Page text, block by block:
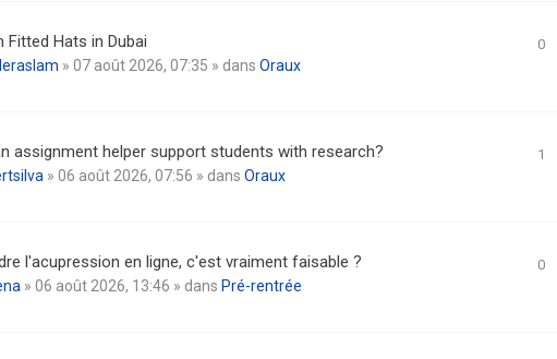
Fitted Hats in Dubai
» 07 août 2026, 07:35 » dans Oraux
0
assignment helper support students with research?
» 06 août 2026, 07:56 » dans Oraux
1
l'acupression en ligne, c'est vraiment faisable ?
» 06 août 2026, 13:46 » dans Pré-rentrée
0